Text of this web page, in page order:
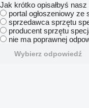
Jak krótko opisałbyś nasz
portal ogłoszeniowy
sprzedawca sprzętu
producent sprzętu
nie ma poprawnej
Wybierz odpowiedź